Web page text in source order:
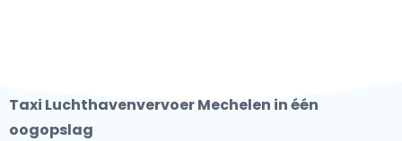
Taxi Luchthavenvervoer Mechelen in één
oogopslag